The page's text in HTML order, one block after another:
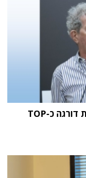
מחקר STKI השנתי: וואן טכנולוגיות דורגה כ-TOP